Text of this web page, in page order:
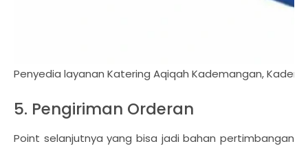
Penyedia layanan Katering Aqiqah Kademangan,
5. Pengiriman Orderan
Point selanjutnya yang bisa jadi bahan pertimbangan